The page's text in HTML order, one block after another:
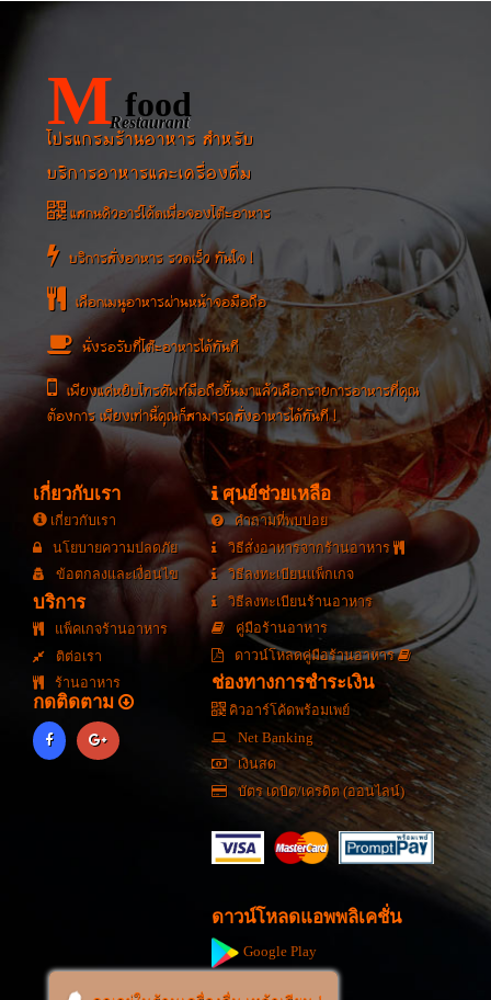
แอลกอฮอล์)
ราคา : ฿30
ขนาด : (ขวด)
สั่งอาหาร สั่งอาหาร
หมูมะนาว
อาหารทั่วไป/ยำ, พล่า)
฿49
...
สั่งอาหาร
ฟูลมูน ไวท์
(ทั่วไป/เครื่องดื่มที่มี
แอลกอฮอล์ )
ราคา :฿30
ขนาด : (ขวด)
...
สั่งอาหาร
M food
Restaurant
โปรแกรมร้านอาหาร สำหรับ
บริการอาหารและเครื่องดื่ม
แสกนคิวอาร์โค้ดเพื่อจองโต๊ะอาหาร
บริการสั่งอาหาร รวดเร็ว ทันใจ !
เลือกเมนูอาหารผ่านหน้าจอมือถือ
นั่งรอรับที่โต๊ะอาหารได้ทันที
เพียงแค่หยิบโทรศัพท์มือถือขึ้นมาแล้วเลือกรายการอาหารที่คุณ
ต้องการ เพียงเท่านี้คุณก็สามารถสั่งอาหารได้ทันที !
เกี่ยวกับเรา
เกี่ยวกับเรา
นโยบายความปลดภัย
ข้อตกลงและเงื่อนไข
บริการ
แพ็คเกจร้านอาหาร
ติต่อเรา
ร้านอาหาร
กดติดตาม
ศุนย์ช่วยเหลือ
คำถามที่พบบ่อย
วิธีสั่งอาหารจากร้านอาหาร
วิธีลงทะเบียนแพ็กเกจ
วิธีลงทะเบียนร้านอาหาร
คู่มือร้านอาหาร
ดาวน์โหลดคู่มือร้านอาหาร
ช่องทางการชำระเงิน
คิวอาร์โค้ดพร้อมเพย์
Net Banking
เงินสด
บัตร เดบิต/เครดิต (ออนไลน์)
ดาวน์โหลดแอพพลิเคชั่น
Google Play